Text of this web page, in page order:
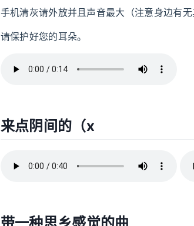
手机清灰请外放并且声音最大（注意身边有
请保护好您的耳朵。
来点阴间的（x